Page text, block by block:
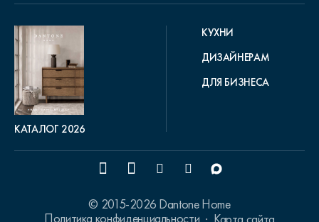
КАТАЛОГ 2026
КУХНИ
ДИЗАЙНЕРАМ
ДЛЯ БИЗНЕСА
© 2015-2026 Dantone Home
Политика конфиденциальности